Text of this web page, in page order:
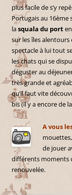
plus facile de s’y
Portugais au
lasquala du port
sur les îles
spectacle à lui tout
les chats qui se
déguster au
très grande et
qu’il faut vite
bis (il y a encore de
A vous
de jouer
différents moments
renouvelée.